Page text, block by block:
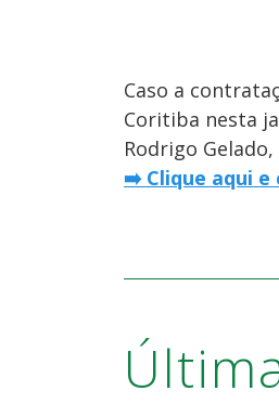
Caso a
Coritiba nesta
Rodrigo
➡️ Clique aqui e